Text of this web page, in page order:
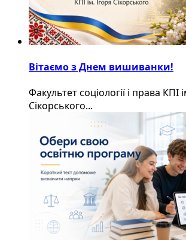
Вітаємо з Днем вишиванки!
Факультет соціології і права КПІ
Сікорського...